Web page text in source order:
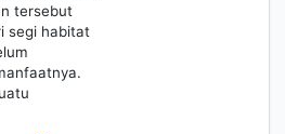
tersebut
segi habitat